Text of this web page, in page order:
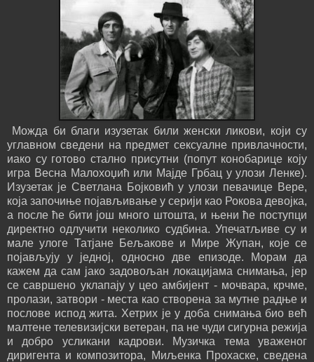
Можда би благи изузетак били женски ликови, који су
углавном сведени на предмет сексуалне привлачности,
иако су готово стално присутни (попут конобарице коју
игра Весна Малохоџић или Мајде Грбац у улози Ленке).
Изузетак је Светлана Бојковић у улози певачице Вере,
која започиње појављивање у серији као Рокова девојка,
а после ће бити још много штошта, и њени ће поступци
директно одлучити неколико судбина. Упечатљиве су и
мале улоге Татјане Бељакове и Мире Жупан, које се
појављују у једној, односно две епизоде. Морам да
кажем да сам јако задовољан локацијама снимања, јер
се савршено уклапају у цео амбијент - мочвара, крчме,
пролази, затвори - места као створена за мутне радње и
послове испод жита. Хетрих је у доба снимања био већ
малтене телевизијски ветеран, па не чуди сигурна режија
и добро усликани кадрови. Музичка тема уваженог
диригента и композитора, Миљенка Прохаске, сведена